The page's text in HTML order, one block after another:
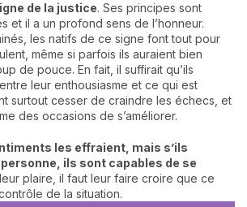
de la justice. Ses principes sont
et il a un profond sens de l’honneur.
les natifs de ce signe font tout pour
même si parfois ils auraient bien
de pouce. En fait, il suffirait qu’ils
leur enthousiasme et ce qui est
surtout cesser de craindre les échecs, et
des occasions de s’améliorer.
les effraient, mais s’ils
ils sont capables de se
plaire, il faut leur faire croire que ce
de la situation.